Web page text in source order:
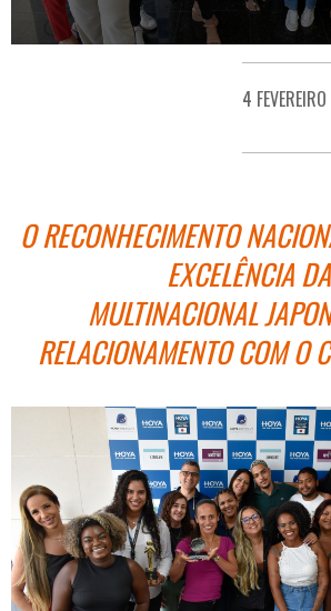
4
O RECONHECIMENTO
EXCELÊNCIA DA
MULTINACIONAL
RELACIONAMENTO COM O